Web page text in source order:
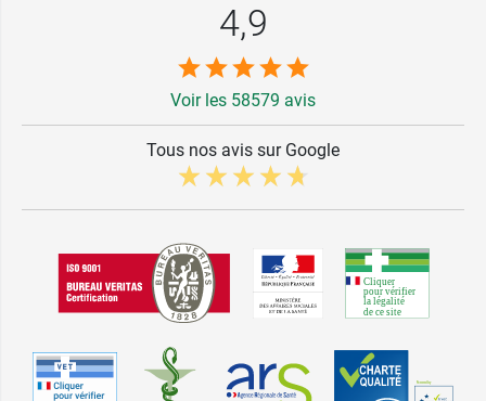
4,9
Voir les 58579 avis
Tous nos avis sur Google